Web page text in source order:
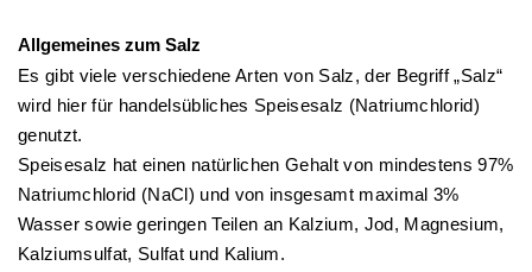
Allgemeines zum Salz
Es gibt viele verschiedene Arten von Salz, der Begriff „Salz“
wird hier für handelsübliches Speisesalz (Natriumchlorid)
genutzt.
Speisesalz hat einen natürlichen Gehalt von mindestens 97%
Natriumchlorid (NaCl) und von insgesamt maximal 3%
Wasser sowie geringen Teilen an Kalzium, Jod, Magnesium,
Kalziumsulfat, Sulfat und Kalium.